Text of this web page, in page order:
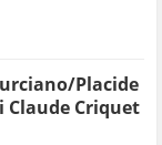
Placide
Criquet